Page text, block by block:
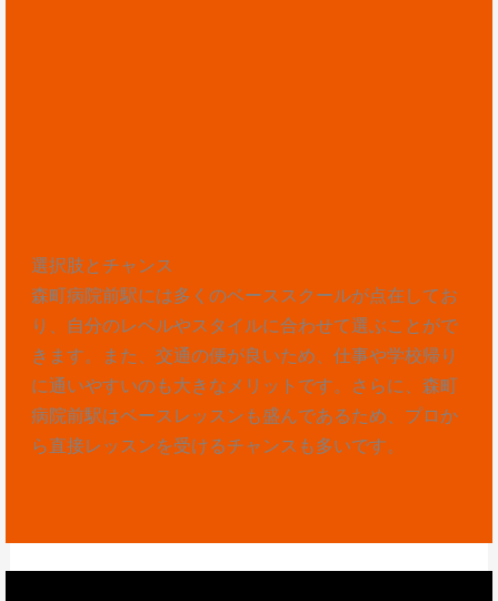
選択肢とチャンス
森町病院前駅には多くのベーススクールが点在してお
り、自分のレベルやスタイルに合わせて選ぶことがで
きます。また、交通の便が良いため、仕事や学校帰り
に通いやすいのも大きなメリットです。さらに、森町
病院前駅はベースレッスンも盛んであるため、プロか
ら直接レッスンを受けるチャンスも多いです。